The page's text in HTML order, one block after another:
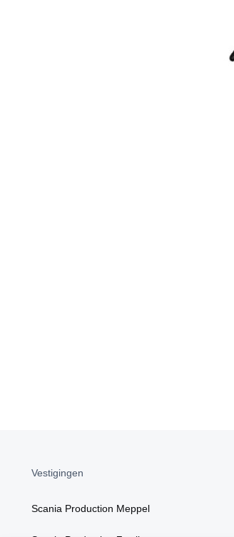
Vestigingen
Scania Production Meppel